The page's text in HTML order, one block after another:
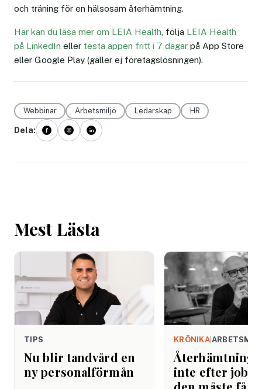
och träning för en hälsosam återhämtning.
Här kan du läsa mer om LEIA Health , följa LEIA Health
på LinkedIn eller testa appen fritt i 7 dagar på App Store
eller Google Play (gäller ej företagslösningen).
Webbinar Arbetsmiljö Ledarskap HR
Dela:
Mest Lästa
TIPS
Nu blir tandvård en
ny personalförmån
KRÖNIKA|
Återhämtning
inte efter